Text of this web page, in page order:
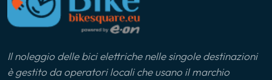
Il noleggio delle bici elettriche nelle singole destinazioni
è gestito da operatori locali che usano il marchio